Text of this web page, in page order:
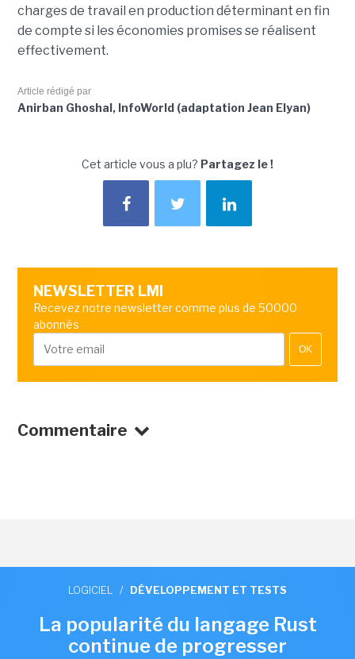
charges de travail en production déterminant en fin
de compte si les économies promises se réalisent
effectivement.
Article rédigé par
Anirban Ghoshal, InfoWorld (adaptation Jean Elyan)
Cet article vous a plu? Partagez le !
NEWSLETTER LMI
Recevez notre newsletter comme plus de 50000
abonnés
OK
Commentaire
LOGICIEL / DÉVELOPPEMENT ET TESTS
La popularité du langage Rust
continue de progresser